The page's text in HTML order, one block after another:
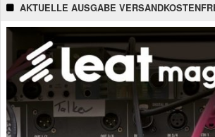
AKTUELLE AUSGABE